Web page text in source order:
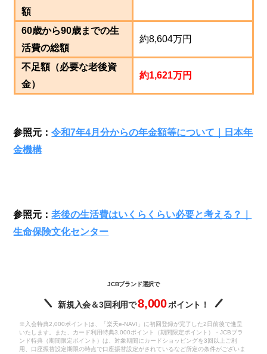
額
60歳から90歳までの生
活費の総額
約8,604万円
不足額（必要な老後資
金）
約1,621万円
参照元：令和7年4月分からの年金額等について｜日本年
金機構
参照元：老後の生活費はいくらくらい必要と考える？｜
生命保険文化センター
JCBブランド選択で
新規入会＆3回利用で8,000ポイント！
※入会特典2,000ポイントは、「楽天e-NAVI」に初回登録が完了した2日前後で進呈
いたします。また、カード利用特典3,000ポイント（期間限定ポイント）・JCBブラ
ンド特典（期間限定ポイント）は、対象期間にカードショッピングを3回以上ご利
用、口座振替設定期限の時点で口座振替設定がされているなど所定の条件がございま